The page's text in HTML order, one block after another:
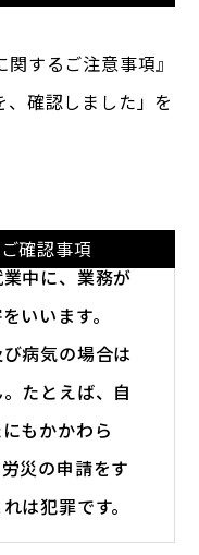
するご注意事項』
、確認しました」を
確認事項
中に、業務が
いいます。
病気の場合は
たとえば、自
もかかわら
災の申請をす
は犯罪です。
労働基準監督